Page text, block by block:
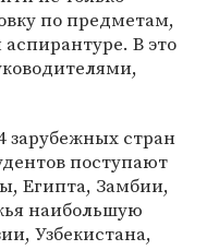
по предметам,
В это
зарубежных стран
поступают
Египта, Замбии,
наибольшую
Узбекистана,